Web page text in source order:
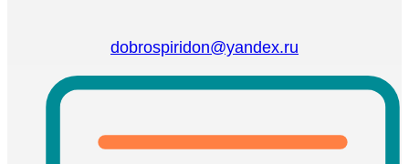
dobrospiridon@yandex.ru